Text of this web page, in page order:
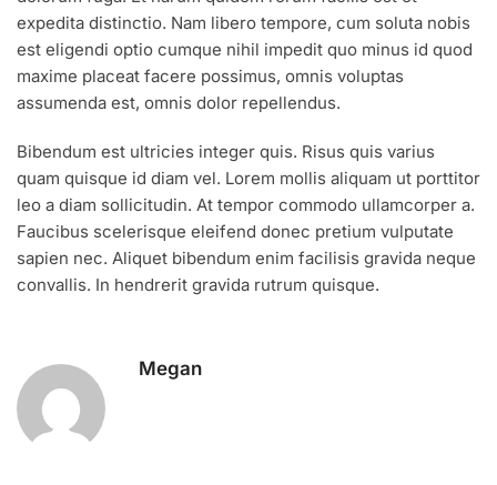
expedita distinctio. Nam libero tempore, cum soluta nobis
est eligendi optio cumque nihil impedit quo minus id quod
maxime placeat facere possimus, omnis voluptas
assumenda est, omnis dolor repellendus.
Bibendum est ultricies integer quis. Risus quis varius
quam quisque id diam vel. Lorem mollis aliquam ut porttitor
leo a diam sollicitudin. At tempor commodo ullamcorper a.
Faucibus scelerisque eleifend donec pretium vulputate
sapien nec. Aliquet bibendum enim facilisis gravida neque
convallis. In hendrerit gravida rutrum quisque.
Megan